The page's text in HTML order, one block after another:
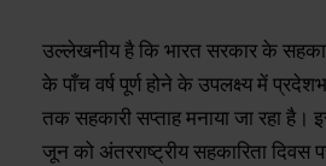
उल्लेखनीय है कि भारत सरकार के
के पाँच वर्ष पूर्ण होने के उपलक्ष्य में
तक सहकारी सप्ताह मनाया जा रहा है।
जून को अंतरराष्ट्रीय सहकारिता